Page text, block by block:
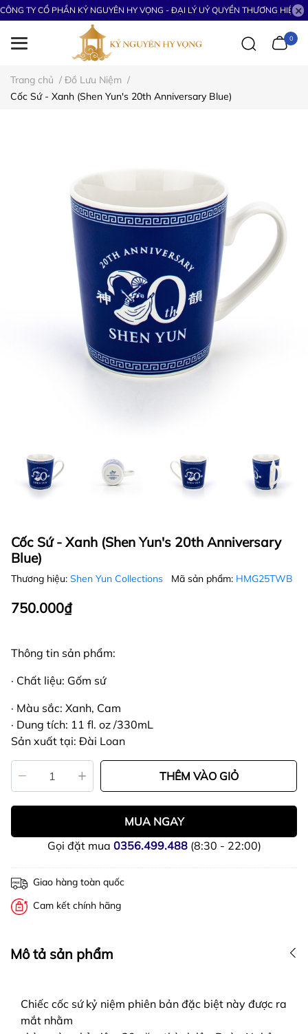
CÔNG TY CỔ PHẦN KỶ NGUYÊN HY VỌNG - ĐẠI LÝ UỶ QUYỀN THƯƠNG HIỆU
0
Trang chủ / Đồ Lưu Niệm /
Cốc Sứ - Xanh (Shen Yun's 20th Anniversary Blue)
Cốc Sứ - Xanh (Shen Yun's 20th Anniversary
Blue)
Thương hiệu: Shen Yun Collections Mã sản phẩm: HMG25TWB
750.000₫
Thông tin sản phẩm:
· Chất liệu: Gốm sứ
· Màu sắc: Xanh, Cam
· Dung tích: 11 fl. oz /330mL
Sản xuất tại: Đài Loan
THÊM VÀO GIỎ
MUA NGAY
Gọi đặt mua 0356.499.488(8:30 - 22:00)
Giao hàng toàn quốc
Cam kết chính hãng
Mô tả sản phẩm
Chiếc cốc sứ kỷ niệm phiên bản đặc biệt này được ra
mắt nhằm